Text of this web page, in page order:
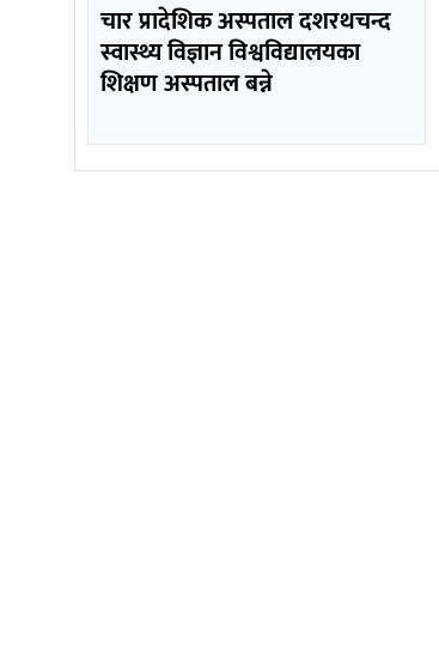
चार प्रादेशिक अस्पताल दशरथचन्द
स्वास्थ्य विज्ञान विश्वविद्यालयका
शिक्षण अस्पताल बन्ने